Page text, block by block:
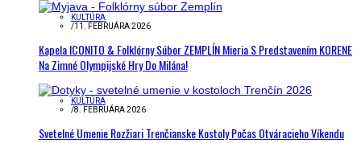
KULTÚRA
/11. FEBRUÁRA 2026
Kapela ICONITO & Folklórny Súbor ZEMPLÍN Mieria S Predstavením KORENE
Na Zimné Olympijské Hry Do Milána!
KULTÚRA
/8. FEBRUÁRA 2026
Svetelné Umenie Rozžiari Trenčianske Kostoly Počas Otváracieho Víkendu